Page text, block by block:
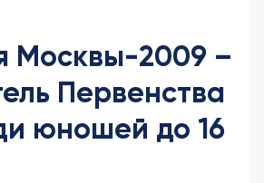
Москвы-2009 –
Первенства
юношей до 16